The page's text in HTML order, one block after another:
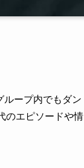
ループ内でもダン
のエピソードや情